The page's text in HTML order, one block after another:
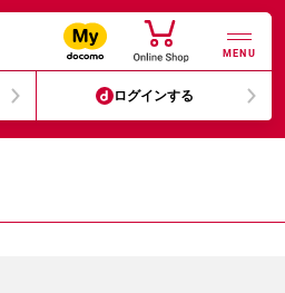
MENU
ログインする